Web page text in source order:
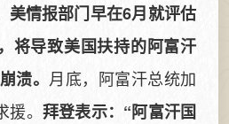
美情报部门早在6月就评估
将导致美国扶持的阿富汗
溃。 月底，阿富汗总统加
。 拜登表示：“阿富汗国